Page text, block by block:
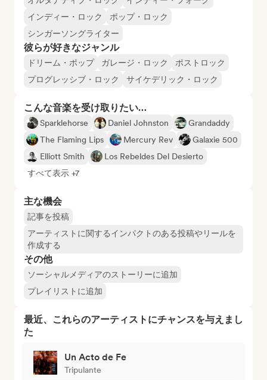
インディー・ロック
ポップ・ロック
シンガーソングライター
彼らが好きなジャンル
ドリーム・ポップ ガレージ・ロック
ポストロック
プログレッシブ・ロック
サイケデリック・ロック
こんな音楽を受け取りたい…
Sparklehorse Daniel Johnston
Grandaddy
The Flaming Lips
Mercury Rev
Galaxie 500
Elliott Smith
Los Rebeldes Del Desierto
すべて表示 +7
主な機会
記事を投稿
アーティストに関するインパクトのある投稿やリールを
作成する
その他
ソーシャルメディアのストーリーに追加
プレイリストに追加
最近、これらのアーティストにチャンスを与えまし
た
Un Acto de Fe
Tripulante